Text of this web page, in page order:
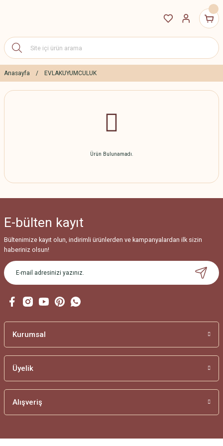
Anasayfa EVLAKUYUMCULUK
Ürün Bulunamadı.
E-bülten kayıt
Bültenimize kayıt olun, indirimli ürünlerden ve kampanyalardan ilk sizin
haberiniz olsun!
Kurumsal
Üyelik
Alışveriş